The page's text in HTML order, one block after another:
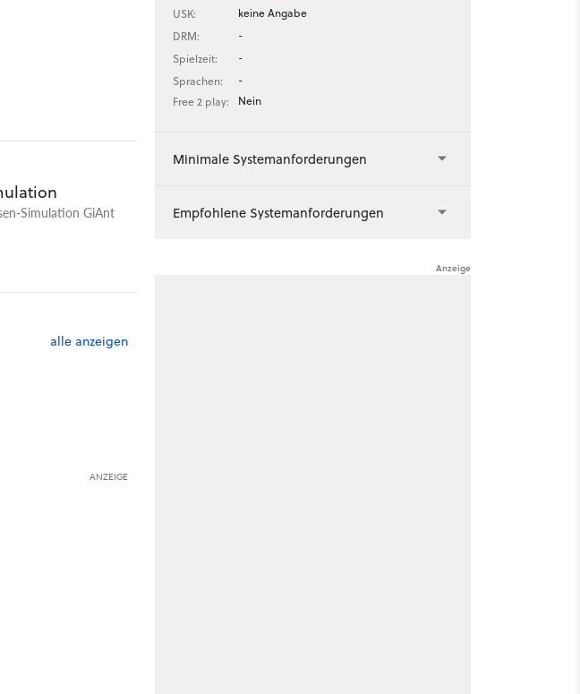
Simulation GiAnt
alle anzeigen
ANZEIGE
USK:
keine Angabe
DRM:
-
Spielzeit:
-
Sprachen:
-
Free 2 play:
Nein
Minimale Systemanforderungen
Empfohlene Systemanforderungen